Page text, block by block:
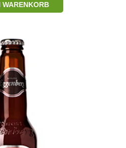
WARENKORB